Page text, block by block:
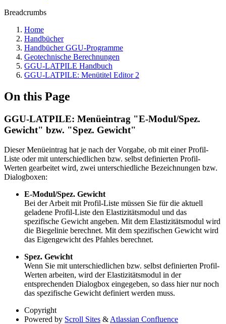
Breadcrumbs
Home
Handbücher
Handbücher GGU-Programme
Geotechnische Berechnungen
GGU-LATPILE Handbuch
GGU-LATPILE: Menütitel Editor 2
On this Page
GGU-LATPILE: Menüeintrag "E-Modul/Spez.
Gewicht" bzw. "Spez. Gewicht"
Dieser Menüeintrag hat je nach der Vorgabe, ob mit einer Profil-
Liste oder mit unterschiedlichen bzw. selbst definierten Profil-
Werten gearbeitet wird, zwei unterschiedliche Bezeichnungen bzw.
Dialogboxen:
E-Modul/Spez. Gewicht
Bei der Arbeit mit Profil-Liste müssen Sie für die aktuell
geladene Profil-Liste den Elastizitätsmodul und das
spezifische Gewicht angeben. Mit dem Elastizitätsmodul wird
die Biegelinie berechnet. Mit dem spezifischen Gewicht wird
das Eigengewicht des Pfahles berechnet.
Spez. Gewicht
Wenn Sie mit unterschiedlichen bzw. selbst definierten Profil-
Werten arbeiten, wird der Elastizitätsmodul in der
entsprechenden Dialogbox eingegeben, so dass hier nur noch
das spezifische Gewicht definiert werden muss.
Copyright
Powered by Scroll Sites & Atlassian Confluence